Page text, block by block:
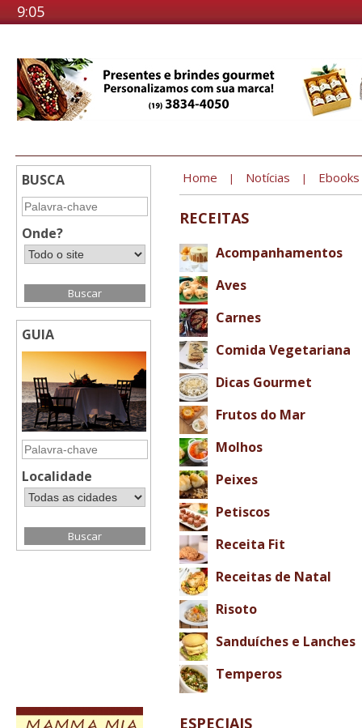
9:05
BUSCA
Onde?
GUIA
Localidade
Home | Notícias | Ebooks
RECEITAS
Acompanhamentos
Aves
Carnes
Comida Vegetariana
Dicas Gourmet
Frutos do Mar
Molhos
Peixes
Petiscos
Receita Fit
Receitas de Natal
Risoto
Sanduíches e Lanches
Temperos
ESPECIAIS